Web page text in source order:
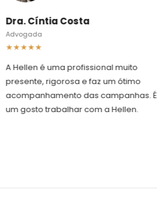
Dra. Cíntia Costa
Advogada
★★★★★
A Hellen é uma profissional muito
presente, rigorosa e faz um ótimo
acompanhamento das campanhas. É
um gosto trabalhar com a Hellen.